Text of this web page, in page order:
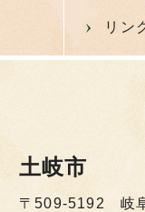
リン
土岐市
〒509-5192 岐